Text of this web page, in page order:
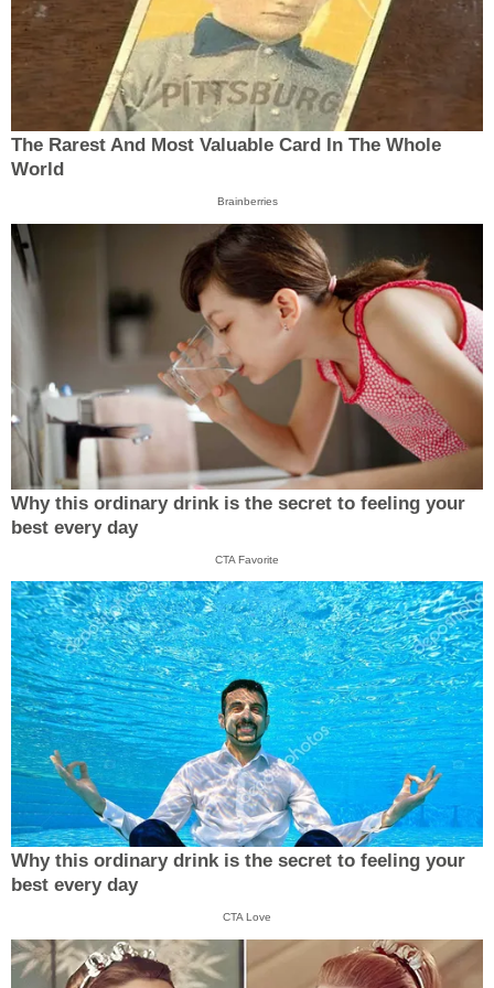
The Rarest And Most Valuable Card In The Whole
World
Brainberries
Why this ordinary drink is the secret to feeling your
best every day
CTA Favorite
Why this ordinary drink is the secret to feeling your
best every day
CTA Love